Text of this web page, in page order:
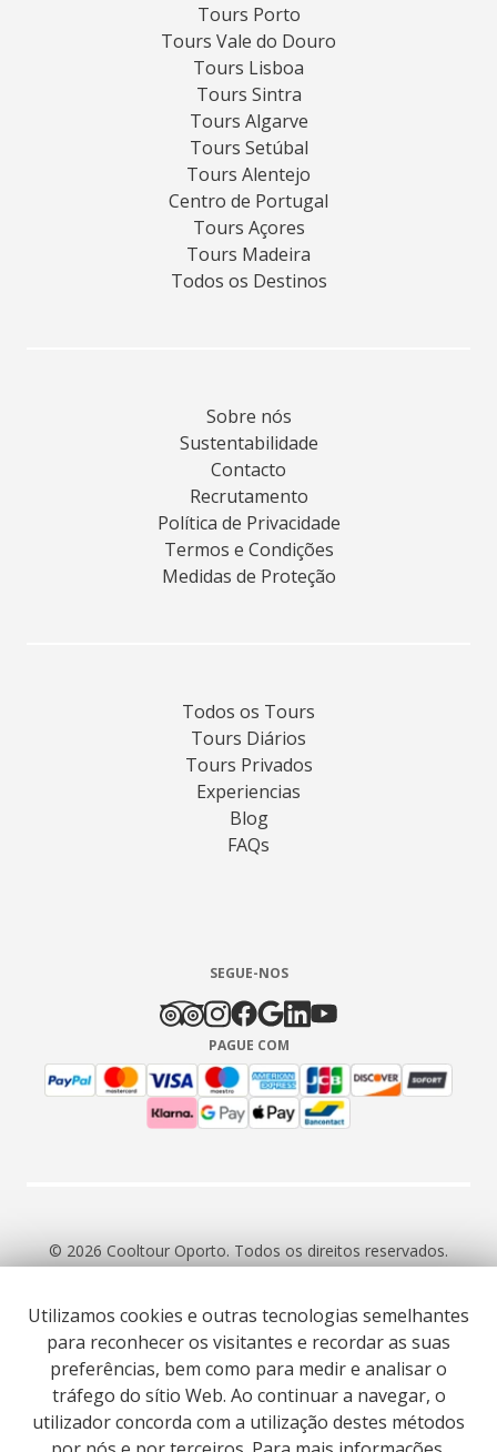
Tours Porto
Tours Vale do Douro
Tours Lisboa
Tours Sintra
Tours Algarve
Tours Setúbal
Tours Alentejo
Centro de Portugal
Tours Açores
Tours Madeira
Todos os Destinos
Sobre nós
Sustentabilidade
Contacto
Recrutamento
Política de Privacidade
Termos e Condições
Medidas de Proteção
Todos os Tours
Tours Diários
Tours Privados
Experiencias
Blog
FAQs
SEGUE-NOS
PAGUE COM
© 2026 Cooltour Oporto. Todos os direitos reservados.
RNAAT 309/2015RNAVT 7055
Utilizamos cookies e outras tecnologias semelhantes
para reconhecer os visitantes e recordar as suas
preferências, bem como para medir e analisar o
tráfego do sítio Web. Ao continuar a navegar, o
utilizador concorda com a utilização destes métodos